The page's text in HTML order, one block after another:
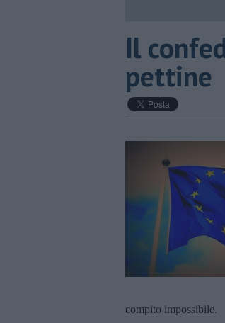
Il
pettine
compito impossibile.